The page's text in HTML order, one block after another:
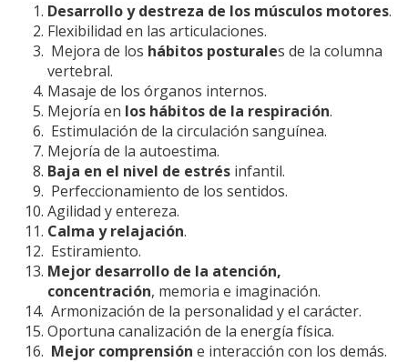
Desarrollo y destreza de los músculos motores.
Flexibilidad en las articulaciones.
Mejora de los hábitos posturales de la columna
vertebral.
Masaje de los órganos internos.
Mejoría en los hábitos de la respiración.
Estimulación de la circulación sanguínea.
Mejoría de la autoestima.
Baja en el nivel de estrés infantil.
Perfeccionamiento de los sentidos.
Agilidad y entereza.
Calma y relajación.
Estiramiento.
Mejor desarrollo de la atención,
concentración, memoria e imaginación.
Armonización de la personalidad y el carácter.
Oportuna canalización de la energía física.
Mejor comprensión e interacción con los demás.